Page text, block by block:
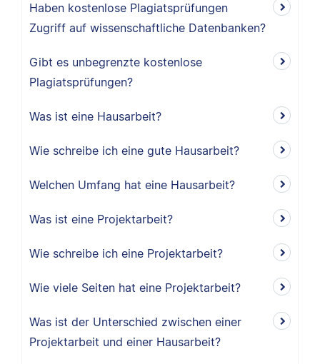
Haben kostenlose Plagiatsprüfungen
Zugriff auf wissenschaftliche Datenbanken?
Gibt es unbegrenzte kostenlose
Plagiatsprüfungen?
Was ist eine Hausarbeit?
Wie schreibe ich eine gute Hausarbeit?
Welchen Umfang hat eine Hausarbeit?
Was ist eine Projektarbeit?
Wie schreibe ich eine Projektarbeit?
Wie viele Seiten hat eine Projektarbeit?
Was ist der Unterschied zwischen einer
Projektarbeit und einer Hausarbeit?